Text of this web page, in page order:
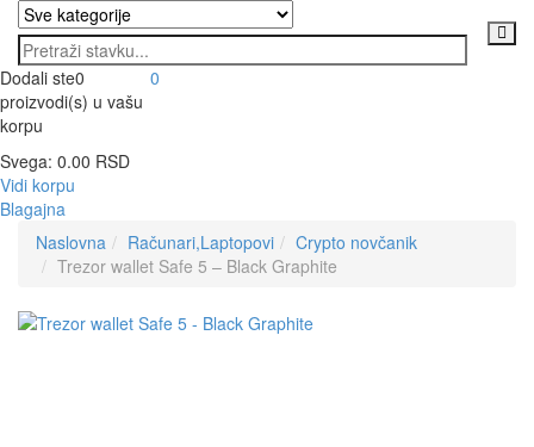
0
Dodali ste0
proizvodi(s) u vašu
korpu
Svega: 0.00 RSD
Vidi korpu
Blagajna
Naslovna
Računari,Laptopovi
Crypto novčanik
Trezor wallet Safe 5 – Black Graphite